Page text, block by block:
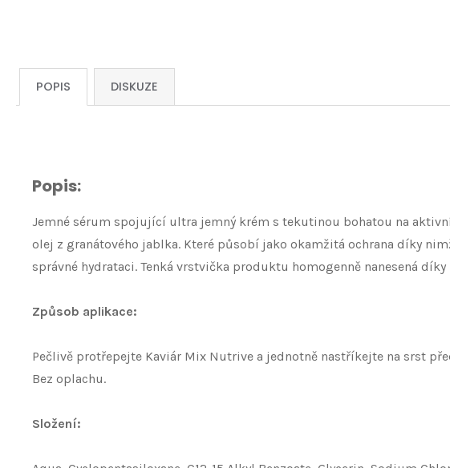
POPIS DISKUZE
Popis:
Jemné sérum spojující ultra jemný krém s tekutinou bohatou na
olej z granátového jablka. Které působí jako okamžitá ochrana díky
správné hydrataci. Tenká vrstvička produktu homogenně nanesená
Způsob aplikace:
Pečlivě protřepejte Kaviár Mix Nutrive a jednotně nastříkejte na srst
Bez oplachu.
Složení: